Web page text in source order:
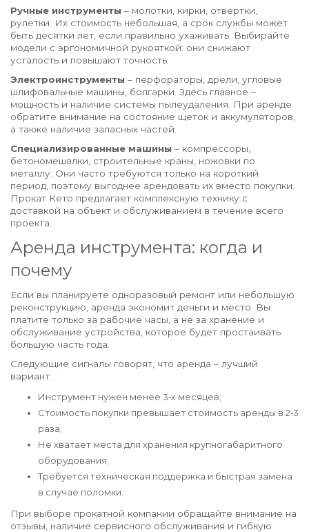
Ручные инструменты – молотки, кирки, отвертки,
рулетки. Их стоимость небольшая, а срок службы может
быть десятки лет, если правильно ухаживать. Выбирайте
модели с эргономичной рукояткой: они снижают
усталость и повышают точность.
Электроинструменты – перфораторы, дрели, угловые
шлифовальные машины, болгарки. Здесь главное –
мощность и наличие системы пылеудаления. При аренде
обратите внимание на состояние щеток и аккумуляторов,
а также наличие запасных частей.
Специализированные машины – компрессоры,
бетономешалки, строительные краны, ножовки по
металлу. Они часто требуются только на короткий
период, поэтому выгоднее арендовать их вместо покупки.
Прокат Кето предлагает комплексную технику с
доставкой на объект и обслуживанием в течение всего
проекта.
Аренда инструмента: когда и
почему
Если вы планируете одноразовый ремонт или небольшую
реконструкцию, аренда экономит деньги и место. Вы
платите только за рабочие часы, а не за хранение и
обслуживание устройства, которое будет простаивать
большую часть года.
Следующие сигналы говорят, что аренда – лучший
вариант:
Инструмент нужен менее 3‑х месяцев;
Стоимость покупки превышает стоимость аренды в 2‑3
раза;
Не хватает места для хранения крупногабаритного
оборудования;
Требуется техническая поддержка и быстрая замена
в случае поломки.
При выборе прокатной компании обращайте внимание на
отзывы, наличие сервисного обслуживания и гибкую